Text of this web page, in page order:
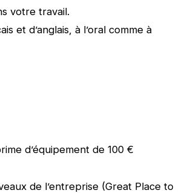
votre travail.
et d’anglais, à l’oral comme à
d’équipement de 100 €
de l’entreprise (Great Place to